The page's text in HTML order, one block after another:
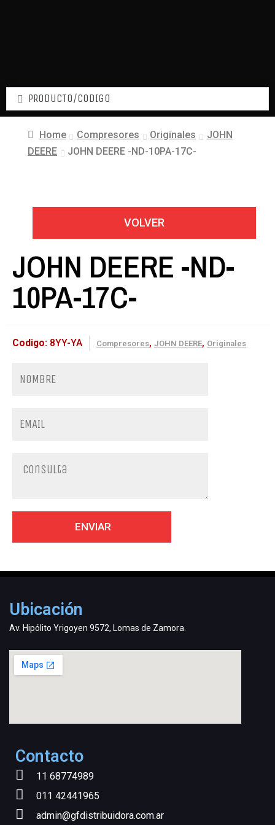
Home Compresores Originales
JOHN
DEERE
JOHN DEERE -ND-10PA-17C-
VOLVER
JOHN DEERE -ND-
10PA-17C-
Codigo: 8YY-YA Compresores, JOHN DEERE, Originales
Ubicación
Av. Hipólito Yrigoyen 9572, Lomas de Zamora.
Contacto
11 68774989
011 42441965
admin@gfdistribuidora.com.ar